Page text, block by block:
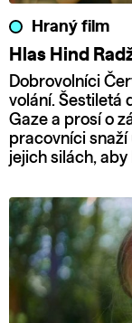
Hraný film
Hlas Hind
Dobrovolníci
volání. Šestiletá
Gaze a prosí o
pracovníci snaží
jejich silách,